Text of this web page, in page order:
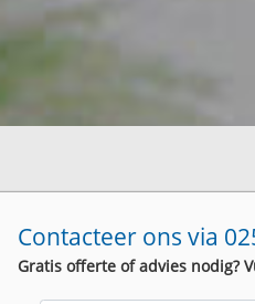
Contacteer ons via
Gratis offerte of advies nodig?